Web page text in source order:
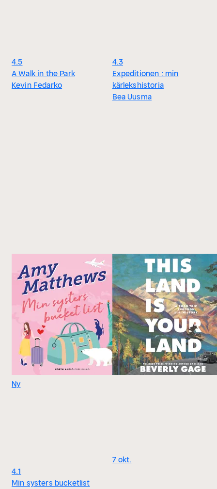
4.5
A Walk in the Park
Kevin Fedarko
4.3
Expeditionen : min
kärlekshistoria
Bea Uusma
Ny
4.1
Min systers bucketlist
7 okt.